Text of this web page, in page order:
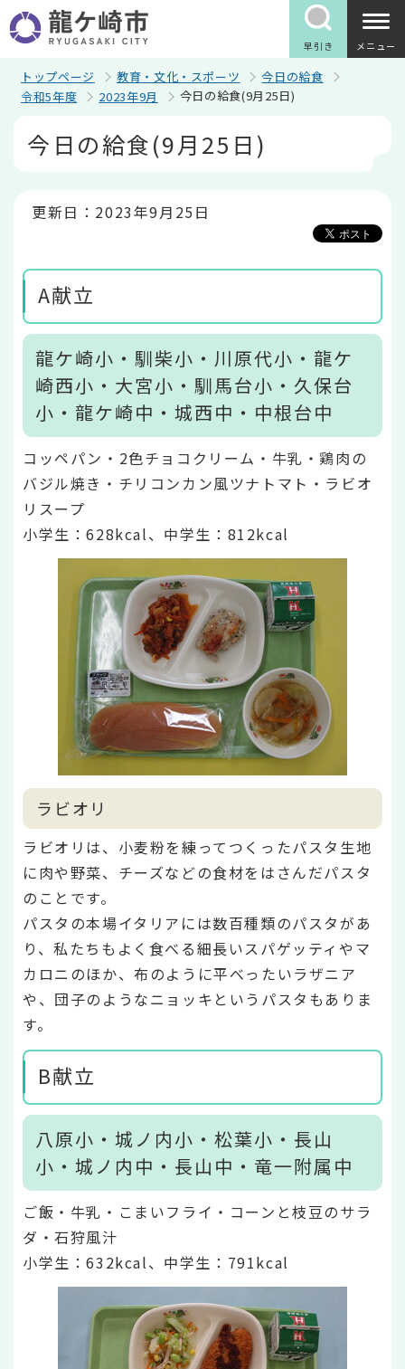
の
ペ
早引き メニュー
トップページ 教育・文化・スポーツ
今日の給食
令和5年度
2023年9月 今日の給食(9月25日)
今日の給食(9月25日)
更新日：2023年9月25日
A献立
龍ケ崎小・馴柴小・川原代小・龍ケ
崎西小・大宮小・馴馬台小・久保台
小・龍ケ崎中・城西中・中根台中
コッペパン・2色チョコクリーム・牛乳・鶏肉の
バジル焼き・チリコンカン風ツナトマト・ラビオ
リスープ
小学生：628kcal、中学生：812kcal
ラビオリ
ラビオリは、小麦粉を練ってつくったパスタ生地
に肉や野菜、チーズなどの食材をはさんだパスタ
のことです。
パスタの本場イタリアには数百種類のパスタがあ
り、私たちもよく食べる細長いスパゲッティやマ
カロニのほか、布のように平べったいラザニア
や、団子のようなニョッキというパスタもありま
す。
B献立
八原小・城ノ内小・松葉小・長山
小・城ノ内中・長山中・竜一附属中
ご飯・牛乳・こまいフライ・コーンと枝豆のサラ
ダ・石狩風汁
小学生：632kcal、中学生：791kcal